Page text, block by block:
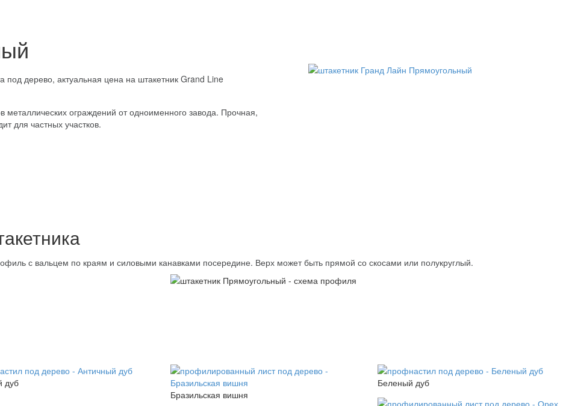
дерево, актуальная цена на штакетник Grand Line
ограждений от одноименного завода. Прочная,
для частных участков.
с вальцем по краям и силовыми канавками посередине. Верх может быть прямой со скосами или полукруглый.
дуб
Бразильская вишня
Беленый дуб